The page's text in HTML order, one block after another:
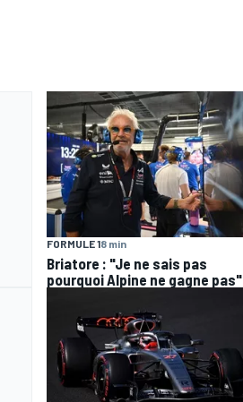
FORMULE 18 min
Briatore : "Je ne sais pas
pourquoi Alpine ne gagne pas"